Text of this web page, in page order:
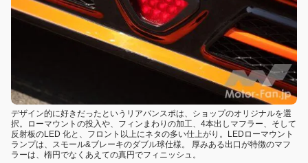
デザイン的に好きだったというリアバンスポは、ショップのオリジナルを選
択。ローマウントの投入や、フィンまわりの加工、4本出しマフラー、そして
反射板のLED 化と、フロント以上にネタの多い仕上がり。LEDローマウント
ランプは、スモール&ブレーキのダブル球仕様。 厚みある出口が特徴のマフ
ラーは、楕円でなくあえての真円でフィニッシュ。